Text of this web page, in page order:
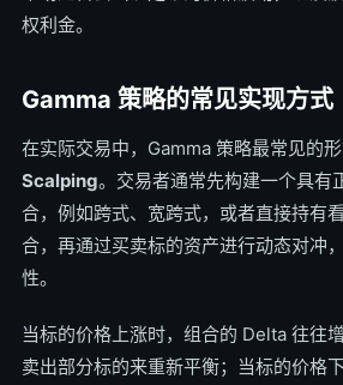
权利金。
Gamma 策略的常见实现方式
在实际交易中，Gamma 策略最常见的
Scalping。交易者通常先构建一个具有
合，例如跨式、宽跨式，或者直接持有
合，再通过买卖标的资产进行动态对冲
性。
当标的价格上涨时，组合的 Delta 往往
卖出部分标的来重新平衡；当标的价格